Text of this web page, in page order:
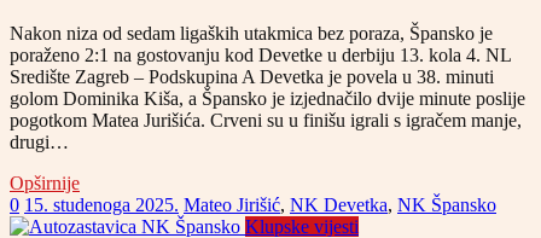
Nakon niza od sedam ligaških utakmica bez poraza, Špansko je
poraženo 2:1 na gostovanju kod Devetke u derbiju 13. kola 4. NL
Središte Zagreb – Podskupina A Devetka je povela u 38. minuti
golom Dominika Kiša, a Špansko je izjednačilo dvije minute poslije
pogotkom Matea Jurišića. Crveni su u finišu igrali s igračem manje,
drugi…
Opširnije
0 15. studenoga 2025. Mateo Jirišić, NK Devetka, NK Špansko
Klupske vijesti